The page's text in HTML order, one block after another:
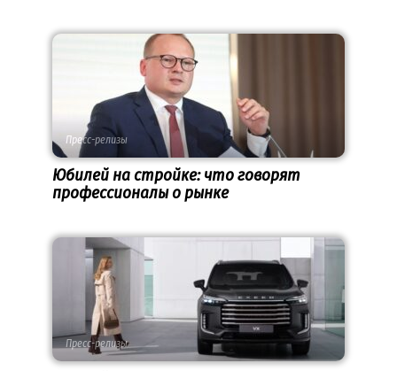
Пресс-релизы
Юбилей на стройке: что говорят
профессионалы о рынке
Пресс-релизы